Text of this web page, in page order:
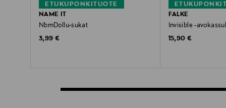
ETUKUPONKITUOTE
NAME IT
NbmDollu-sukat
Original Price
3,99 €
FALKE
Invisible -
Original Price
15,90 €